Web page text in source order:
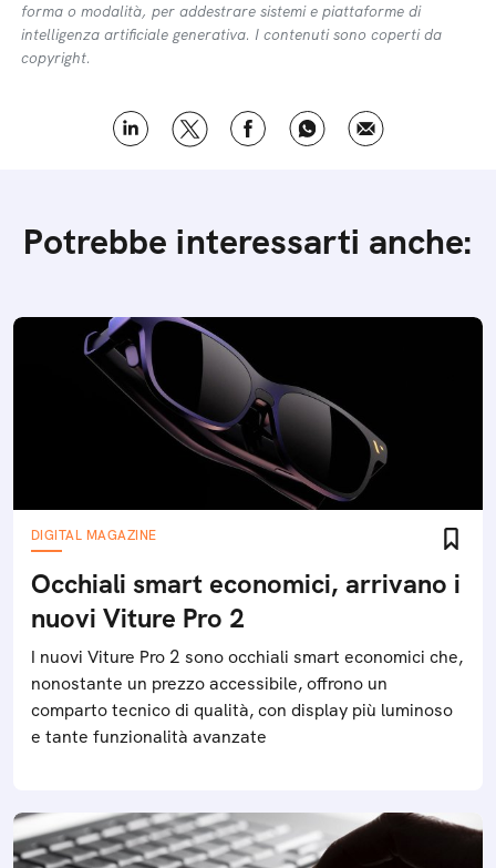
forma o modalità, per addestrare sistemi e piattaforme di
intelligenza artificiale generativa. I contenuti sono coperti da
copyright.
Potrebbe interessarti anche:
DIGITAL MAGAZINE
Occhiali smart economici, arrivano i
nuovi Viture Pro 2
I nuovi Viture Pro 2 sono occhiali smart economici che,
nonostante un prezzo accessibile, offrono un
comparto tecnico di qualità, con display più luminoso
e tante funzionalità avanzate